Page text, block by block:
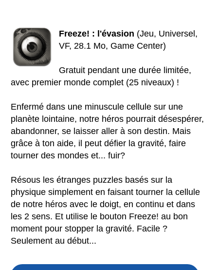
Freeze! : l'évasion (Jeu, Universel,
VF, 28.1 Mo, Game Center)
Gratuit pendant une durée limitée,
avec premier monde complet (25 niveaux) !
Enfermé dans une minuscule cellule sur une
planète lointaine, notre héros pourrait désespérer,
abandonner, se laisser aller à son destin. Mais
grâce à ton aide, il peut défier la gravité, faire
tourner des mondes et... fuir?
Résous les étranges puzzles basés sur la
physique simplement en faisant tourner la cellule
de notre héros avec le doigt, en continu et dans
les 2 sens. Et utilise le bouton Freeze! au bon
moment pour stopper la gravité. Facile ?
Seulement au début...